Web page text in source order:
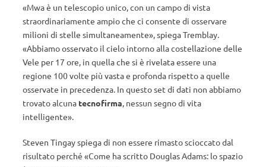
«Mwa è un telescopio unico, con un campo di vista
straordinariamente ampio che ci consente di osservare
milioni di stelle simultaneamente», spiega Tremblay.
«Abbiamo osservato il cielo intorno alla costellazione delle
Vele per 17 ore, in quella che si è rivelata essere una
regione 100 volte più vasta e profonda rispetto a quelle
osservate in precedenza. In questo set di dati non abbiamo
trovato alcuna tecnofirma, nessun segno di vita
intelligente».
Steven Tingay spiega di non essere rimasto scioccato dal
risultato perché «Come ha scritto Douglas Adams: lo spazio